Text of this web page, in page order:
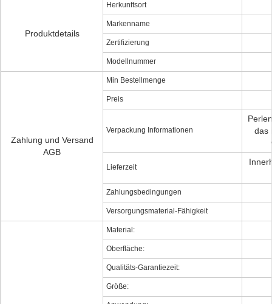
Produktdetails
Herkunftsort
Markenname
Zertifizierung
Modellnummer
Zahlung und Versand
AGB
Min Bestellmenge
Preis
Verpackung Informationen
das
Lieferzeit
Zahlungsbedingungen
Versorgungsmaterial-Fähigkeit
Material:
Oberfläche:
Qualitäts-Garantiezeit:
Größe: